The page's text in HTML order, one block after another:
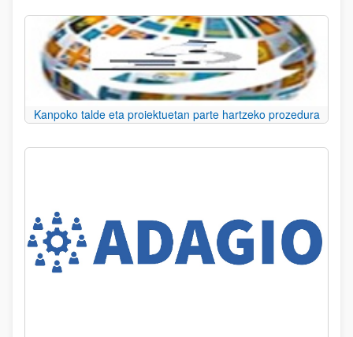
Kanpoko talde eta proiektuetan parte hartzeko prozedura